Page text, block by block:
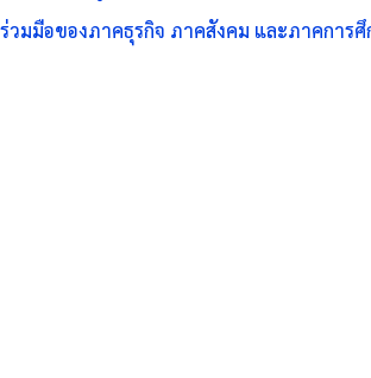
วมมือของภาคธุรกิจ ภาคสังคม และภาคกา